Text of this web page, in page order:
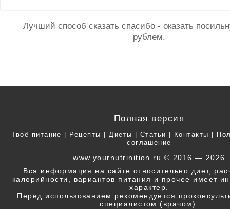
Лучший способ сказать спасибо - оказать
рублем.
Полная версия
Твоё питание Рецепты |Диеты Статьи Контакты
соглашение
www.yournutrinition.ru © 2016 — 2026
Вся информация на сайте относительно диет,
калорийности, вариантов питания и прочее имеет
характер.
Перед использованием рекомендуется
специалистом (врачом).